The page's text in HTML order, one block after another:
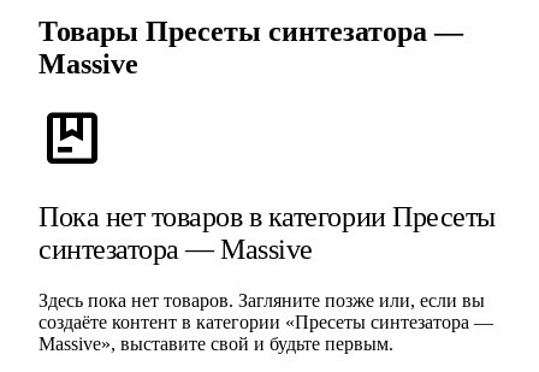
Товары Пресеты синтезатора —
Massive
package
Пока нет товаров в категории Пресеты
синтезатора — Massive
Здесь пока нет товаров. Загляните позже или, если вы
создаёте контент в категории «Пресеты синтезатора —
Massive», выставите свой и будьте первым.